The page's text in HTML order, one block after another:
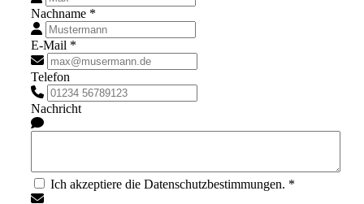
Nachname *
E-Mail *
Telefon
Nachricht
Ich akzeptiere die Datenschutzbestimmungen. *